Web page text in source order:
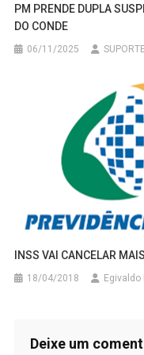
PM PRENDE DUPLA
DO CONDE
06/11/2025 SUPORTE
INSS VAI CANCELAR
18/04/2018 Egivaldo
Deixe um